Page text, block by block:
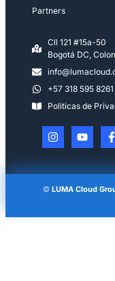
Partners
Cll 121 #15a-50
Bogotá DC,
+57 318 595 8261
Politicas de
© LUMA Cloud